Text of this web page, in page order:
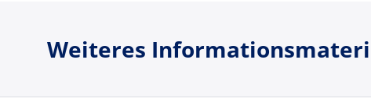
Weiteres